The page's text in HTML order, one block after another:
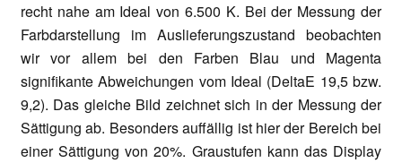
recht nahe am Ideal von 6.500 K. Bei der Messung der
Farbdarstellung im Auslieferungszustand beobachten
wir vor allem bei den Farben Blau und Magenta
signifikante Abweichungen vom Ideal (DeltaE 19,5 bzw.
9,2). Das gleiche Bild zeichnet sich in der Messung der
Sättigung ab. Besonders auffällig ist hier der Bereich bei
einer Sättigung von 20%. Graustufen kann das Display